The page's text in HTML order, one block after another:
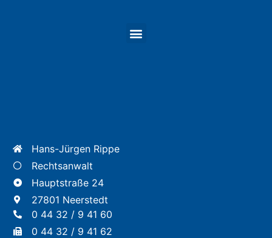
Hans-Jürgen Rippe
Rechtsanwalt
Hauptstraße 24
27801 Neerstedt
0 44 32 / 9 41 60
0 44 32 / 9 41 62